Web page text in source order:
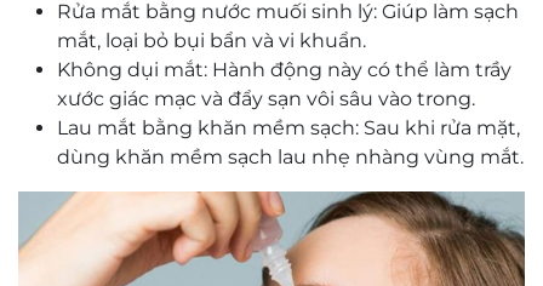
Rửa mắt bằng nước muối sinh lý: Giúp làm sạch
mắt, loại bỏ bụi bẩn và vi khuẩn.
Không dụi mắt: Hành động này có thể làm trầy
xước giác mạc và đẩy sạn vôi sâu vào trong.
Lau mắt bằng khăn mềm sạch: Sau khi rửa mặt,
dùng khăn mềm sạch lau nhẹ nhàng vùng mắt.